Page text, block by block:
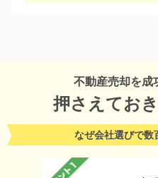
不動産売却を成
押さえてお
なぜ会社選びで数